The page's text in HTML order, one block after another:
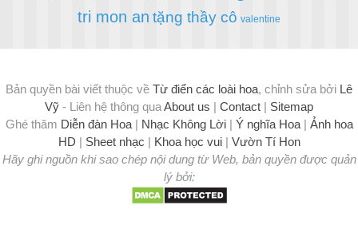
tri mon an tặng thầy cô valentine
Bản quyền bài viết thuộc về Từ điển các loài hoa, chỉnh sửa bởi Lê
Vỹ - Liên hệ thông quaAbout us | Contact | Sitemap
Ghé thăm Diễn đàn Hoa| Nhạc Không Lời| Ý nghĩa Hoa| Ảnh hoa
HD | Sheet nhạc | Khoa học vui| Vườn Tí Hon
Hãy ghi nguồn khi sao chép nội dung từ Web, bản quyền được quản
lý bởi: